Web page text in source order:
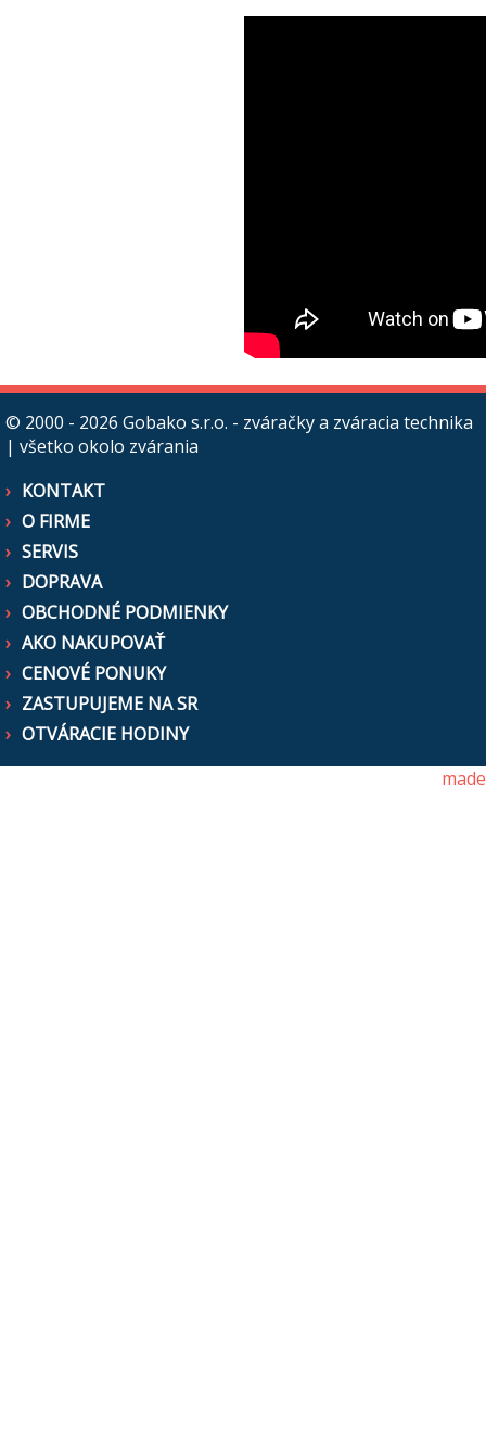
© 2000 - 2026 Gobako s.r.o. - zváračky a zváracia technika
| všetko okolo zvárania
KONTAKT
O FIRME
SERVIS
DOPRAVA
OBCHODNÉ PODMIENKY
AKO NAKUPOVAŤ
CENOVÉ PONUKY
ZASTUPUJEME NA SR
OTVÁRACIE HODINY
made